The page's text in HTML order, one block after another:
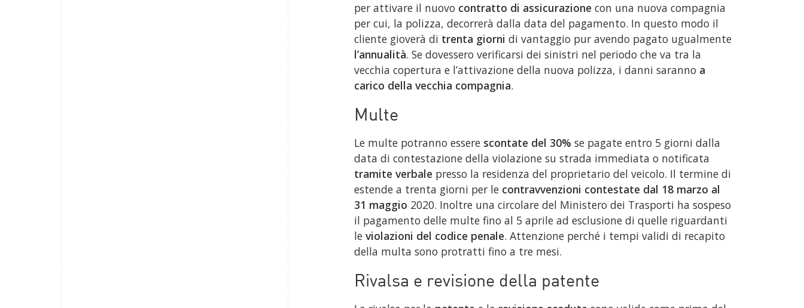
per attivare il nuovo contratto di assicurazione con una nuova compagnia
per cui, la polizza, decorrerà dalla data del pagamento. In questo modo il
cliente gioverà di trenta giorni di vantaggio pur avendo pagato ugualmente
l’annualità. Se dovessero verificarsi dei sinistri nel periodo che va tra la
vecchia copertura e l’attivazione della nuova polizza, i danni saranno a
carico della vecchia compagnia.
Multe
Le multe potranno essere scontate del 30% se pagate entro 5 giorni dalla
data di contestazione della violazione su strada immediata o notificata
tramite verbale presso la residenza del proprietario del veicolo. Il termine di
estende a trenta giorni per le contravvenzioni contestate dal 18 marzo al
31 maggio 2020. Inoltre una circolare del Ministero dei Trasporti ha sospeso
il pagamento delle multe fino al 5 aprile ad esclusione di quelle riguardanti
le violazioni del codice penale. Attenzione perché i tempi validi di recapito
della multa sono protratti fino a tre mesi.
Rivalsa e revisione della patente